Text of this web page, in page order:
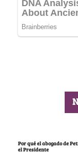
Por qué el abogado de
el Presidente